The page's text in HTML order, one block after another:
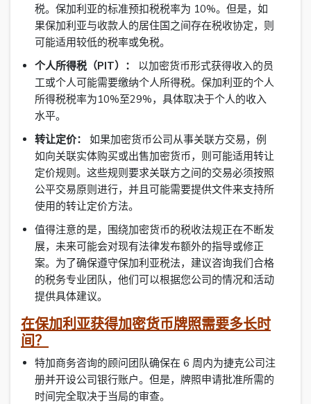
税。保加利亚的标准预扣税税率为 10%。但是，如
果保加利亚与收款人的居住国之间存在税收协定，则
可能适用较低的税率或免税。
个人所得税（PIT）：
以加密货币形式获得收入的员
工或个人可能需要缴纳个人所得税。保加利亚的个人
所得税税率为10%至29%，具体取决于个人的收入
水平。
转让定价：
如果加密货币公司从事关联方交易，例
如向关联实体购买或出售加密货币，则可能适用转让
定价规则。这些规则要求关联方之间的交易必须按照
公平交易原则进行，并且可能需要提供文件来支持所
使用的转让定价方法。
值得注意的是，围绕加密货币的税收法规正在不断发
展，未来可能会对现有法律发布额外的指导或修正
案。为了确保遵守保加利亚税法，建议咨询我们合格
的税务专业团队，他们可以根据您公司的情况和活动
提供具体建议。
在保加利亚获得加密货币牌照需要多长时
间？
特加商务咨询的顾问团队确保在 6 周内为捷克公司注
册并开设公司银行账户。但是，牌照申请批准所需的
时间完全取决于当局的审查。